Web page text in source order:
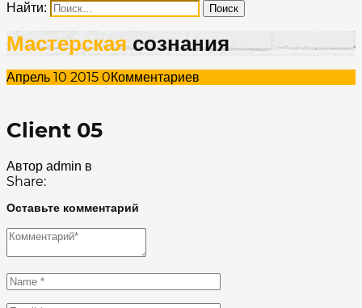
Найти:
Мастерская сознания
Апрель 10 2015 0Комментариев
Client 05
Автор admin в
Share:
Оставьте комментарий